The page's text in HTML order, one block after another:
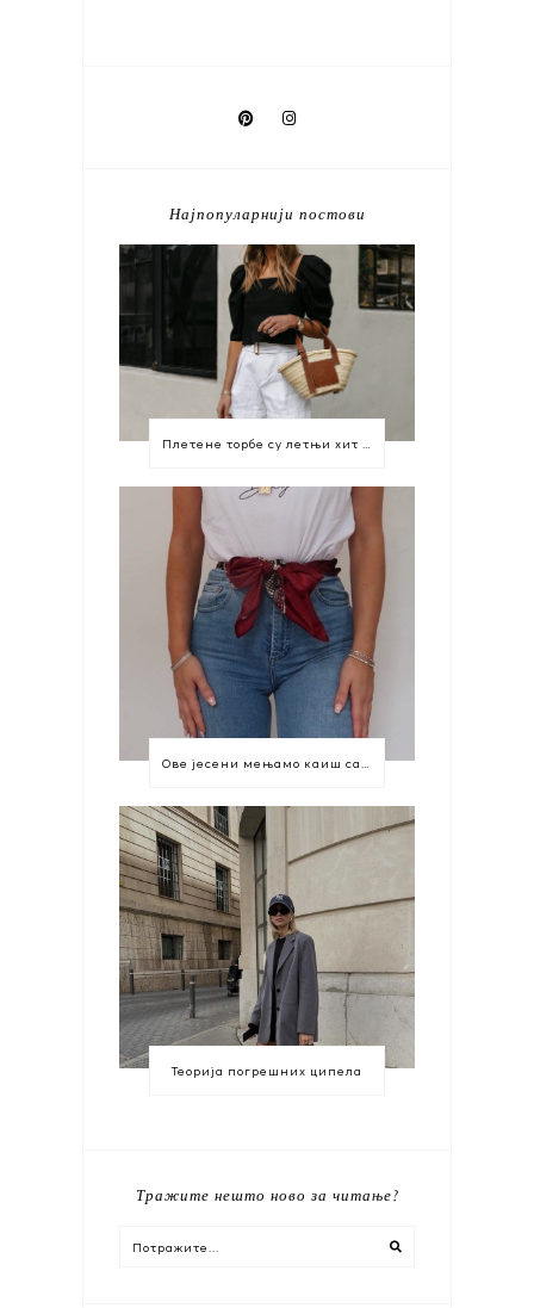
Најпопуларнији постови
Плетене торбе су летњи хит који морате имати
Теорија погрешних ципела
Тражите нешто ново за читање?